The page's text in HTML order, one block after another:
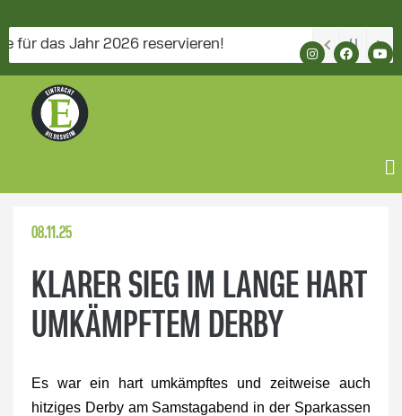
Jahr 2026 reservieren!
08.11.25
KLARER SIEG IM LANGE HART
UMKÄMPFTEM DERBY
Es war ein hart umkämpftes und zeitweise auch
hitziges Derby am Samstagabend in der Sparkassen